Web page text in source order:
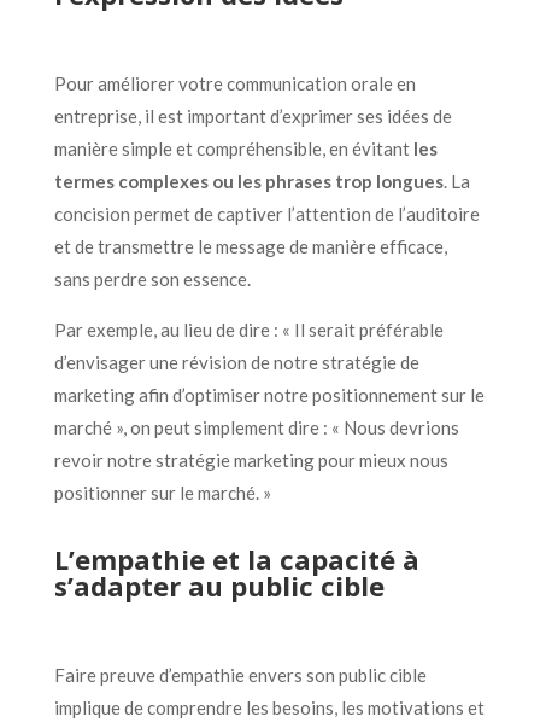
Pour améliorer votre communication orale en
entreprise, il est important d’exprimer ses idées de
manière simple et compréhensible, en évitant les
termes complexes ou les phrases trop longues. La
concision permet de captiver l’attention de l’auditoire
et de transmettre le message de manière efficace,
sans perdre son essence.
Par exemple, au lieu de dire : « Il serait préférable
d’envisager une révision de notre stratégie de
marketing afin d’optimiser notre positionnement sur le
marché », on peut simplement dire : « Nous devrions
revoir notre stratégie marketing pour mieux nous
positionner sur le marché. »
L’empathie et la capacité à
s’adapter au public cible
Faire preuve d’empathie envers son public cible
implique de comprendre les besoins, les motivations et